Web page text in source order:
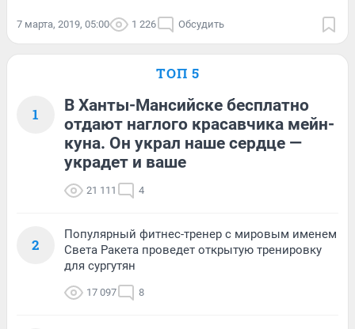
7 марта, 2019, 05:00 1 226 Обсудить
ТОП 5
1
В Ханты-Мансийске бесплатно
отдают наглого красавчика мейн-
куна. Он украл наше сердце —
украдет и ваше
21 111 4
2
Популярный фитнес-тренер с мировым именем
Света Ракета проведет открытую тренировку
для сургутян
17 097 8